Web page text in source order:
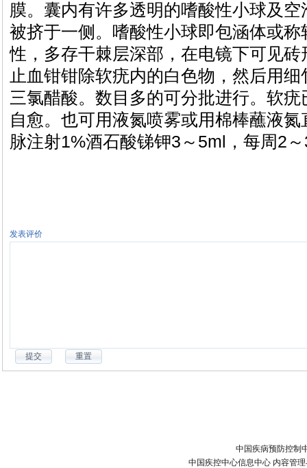
膜。囊内有许多透明的嗜酸性小球及
被挤于一侧。嗜酸性小球即包涵体或
性，多存干棘层深部，在电镜下可见
止血钳钳除软疣内的白色物，然后用
三氯醋酸。数目多的可分批进行。软
自愈。也可用液氮喷雾或用棉棒蘸液
脉注射1%酒石酸锑钾3～5ml，每周2
发表评价
中国疾病预防控制
中国疾控中心信息中心 内容管